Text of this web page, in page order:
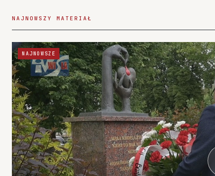
NAJNOWSZY MATERIAŁ
NAJNOWSZE